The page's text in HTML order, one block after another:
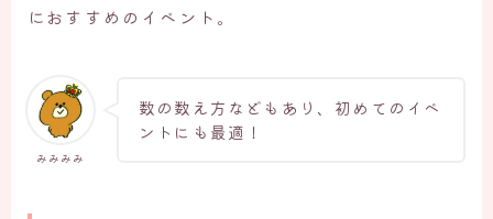
におすすめのイベント。
みみみみ
数の数え方などもあり、初めてのイベ
ントにも最適！